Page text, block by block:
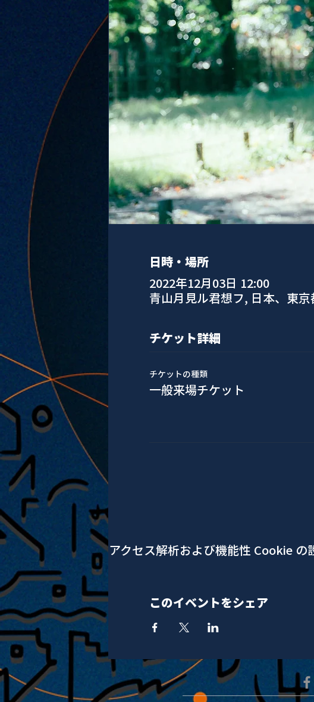
日時・場所
2022年12月03日 12:00
青山月見ル君想フ, 日本、東
チケット詳細
チケットの種類
一般来場チケット
アクセス解析および機能性 Cookie
このイベントをシェア